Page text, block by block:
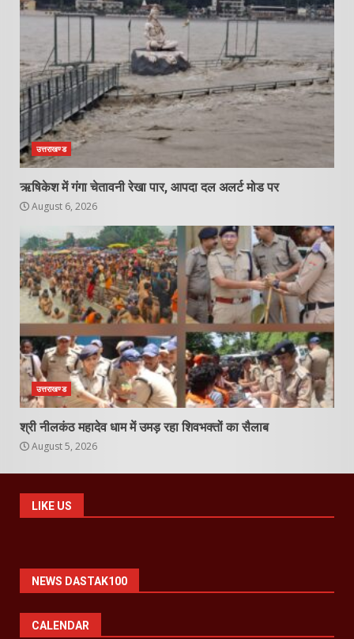
उत्तराखण्ड
ऋषिकेश में गंगा चेतावनी रेखा पार, आपदा दल अलर्ट मोड पर
August 6, 2026
उत्तराखण्ड
श्री नीलकंठ महादेव धाम में उमड़ रहा शिवभक्तों का सैलाब
August 5, 2026
LIKE US
NEWS DASTAK100
CALENDAR